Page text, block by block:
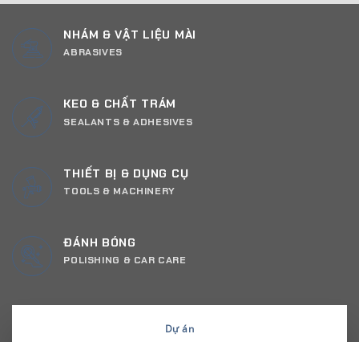
NHÁM & VẬT LIỆU MÀI
ABRASIVES
KEO & CHẤT TRÁM
SEALANTS & ADHESIVES
THIẾT BỊ & DỤNG CỤ
TOOLS & MACHINERY
ĐÁNH BÓNG
POLISHING & CAR CARE
Dự án